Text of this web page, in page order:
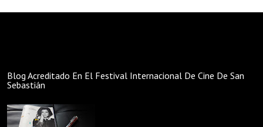
Blog Acreditado En El Festival Internacional De Cine De San
Sebastián